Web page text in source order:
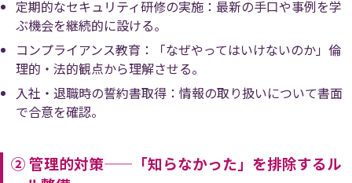
定期的なセキュリティ研修の実施：最新の手口や事例を学
ぶ機会を継続的に設ける。
コンプライアンス教育：「なぜやってはいけないのか」倫
理的・法的観点から理解させる。
入社・退職時の誓約書取得：情報の取り扱いについて書面
で合意を確認。
② 管理的対策——「知らなかった」を排除するル